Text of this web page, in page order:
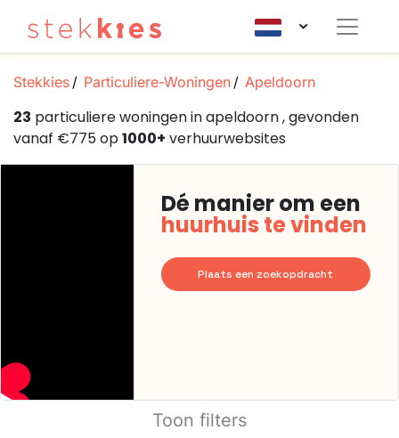
Stekkies Particuliere-Woningen Apeldoorn
23 particuliere woningen in apeldoorn , gevonden
vanaf €775 op1000+ verhuurwebsites
Dé manier om een
huurhuis te vinden
Plaats een zoekopdracht
Toon filters